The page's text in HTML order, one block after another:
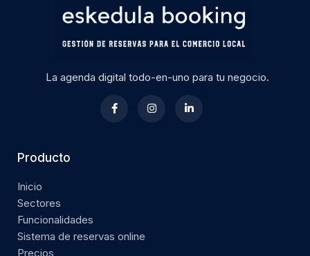
La agenda digital todo-en-uno para tu negocio.
Producto
Inicio
Sectores
Funcionalidades
Sistema de reservas online
Precios